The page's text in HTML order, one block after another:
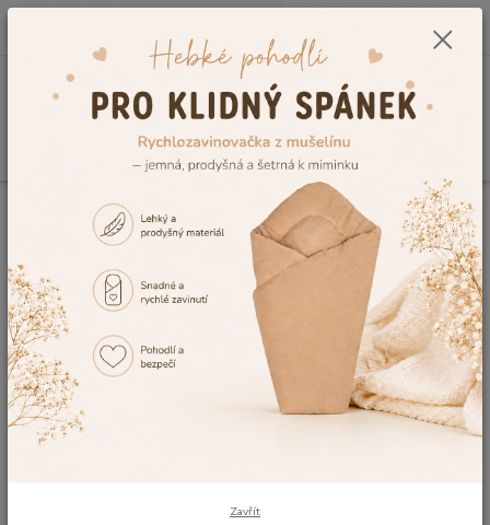
0,00 Kč
Kojenecké a dětské oblečení Dětské župany a ponča
Chlapecký
župan Dětský svět Lama světle modrý velikost 116
Chlapecký župan Dětský svět
Lama světle modrý velikost 116
Ohodnotit produkt
Zavřít